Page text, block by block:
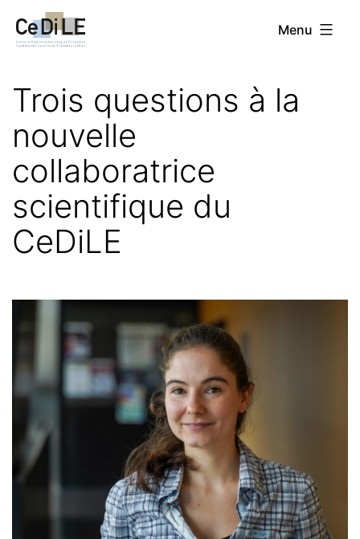
auCeDiLE Menu
Trois questions à la
nouvelle
collaboratrice
scientifique du
CeDiLE